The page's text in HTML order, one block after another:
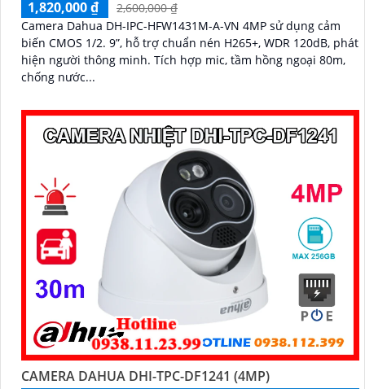
1,820,000 ₫
2,600,000 ₫
Camera Dahua DH-IPC-HFW1431M-A-VN 4MP sử dụng cảm
biến CMOS 1/2. 9”, hỗ trợ chuẩn nén H265+, WDR 120dB, phát
hiện người thông minh. Tích hợp mic, tầm hồng ngoại 80m,
chống nước...
CAMERA DAHUA DHI-TPC-DF1241 (4MP)